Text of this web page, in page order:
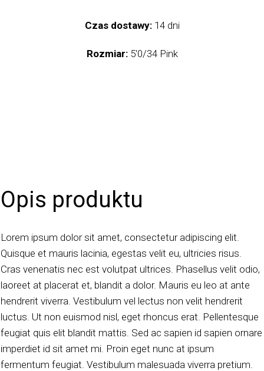
Czas dostawy:14 dni
Rozmiar:5'0/34 Pink
Opis produktu
Lorem ipsum dolor sit amet, consectetur adipiscing elit.
Quisque et mauris lacinia, egestas velit eu, ultricies risus.
Cras venenatis nec est volutpat ultrices. Phasellus velit odio,
laoreet at placerat et, blandit a dolor. Mauris eu leo at ante
hendrerit viverra. Vestibulum vel lectus non velit hendrerit
luctus. Ut non euismod nisl, eget rhoncus erat. Pellentesque
feugiat quis elit blandit mattis. Sed ac sapien id sapien ornare
imperdiet id sit amet mi. Proin eget nunc at ipsum
fermentum feugiat. Vestibulum malesuada viverra pretium.